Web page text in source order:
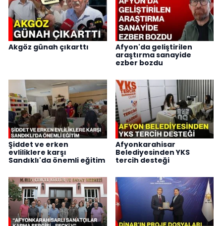
Akgöz günah çıkarttı
Afyon'da geliştirilen
araştırma sanayide
ezber bozdu
Şiddet ve erken
evliliklere karşı
Sandıklı'da önemli eğitim
Afyonkarahisar
Belediyesinden YKS
tercih desteği